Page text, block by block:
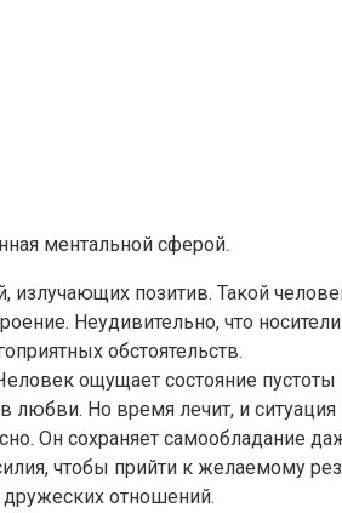
ментальной сферой.
излучающих позитив. Такой
Неудивительно, что
обстоятельств.
ощущает состояние пустоты
Но время лечит, и
Он сохраняет самообладание
чтобы прийти к желаемому
отношений.